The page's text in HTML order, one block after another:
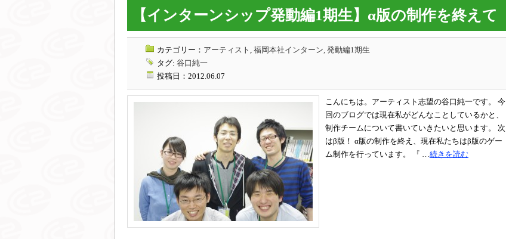
【インターンシップ発動編1期生】α版の制作を終えて
カテゴリー： アーティスト , 福岡本社インターン, 発動編1期生
タグ: 谷口純一
投稿日：2012.06.07
こんにちは。アーティスト志望の谷口純一です。 今
回のブログでは現在私がどんなことしているかと、
制作チームについて書いていきたいと思います。 次
はβ版！ α版の制作を終え、現在私たちはβ版のゲー
ム制作を行っています。 『 …続きを読む